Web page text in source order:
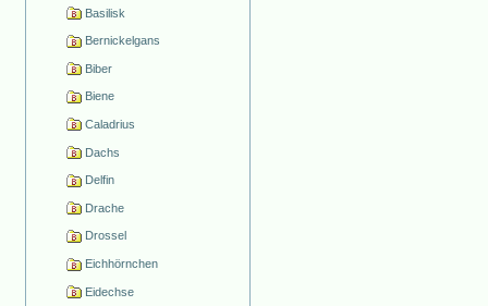
Basilisk
Bernickelgans
Biber
Biene
Caladrius
Dachs
Delfin
Drache
Drossel
Eichhörnchen
Eidechse